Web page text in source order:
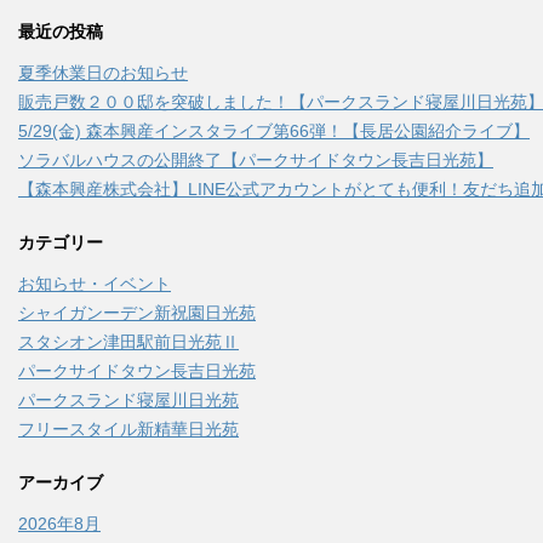
最近の投稿
夏季休業日のお知らせ
販売戸数２００邸を突破しました！【パークスランド寝屋川日光苑】
5/29(金) 森本興産インスタライブ第66弾！【長居公園紹介ライブ】
ソラバルハウスの公開終了【パークサイドタウン長吉日光苑】
【森本興産株式会社】LINE公式アカウントがとても便利！友だち追
カテゴリー
お知らせ・イベント
シャイガンーデン新祝園日光苑
スタシオン津田駅前日光苑Ⅱ
パークサイドタウン長吉日光苑
パークスランド寝屋川日光苑
フリースタイル新精華日光苑
アーカイブ
2026年8月